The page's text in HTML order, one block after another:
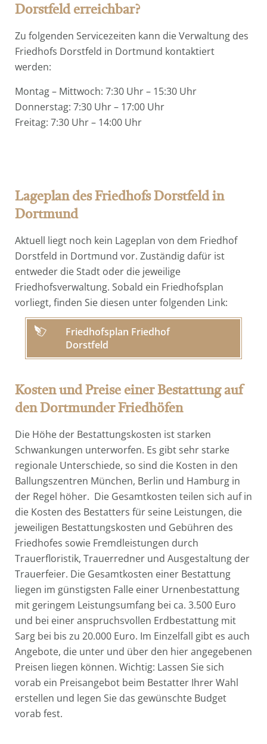
Dorstfeld erreichbar?
Zu folgenden Servicezeiten kann die Verwaltung des
Friedhofs Dorstfeld in Dortmund kontaktiert
werden:
Montag – Mittwoch: 7:30 Uhr – 15:30 Uhr
Donnerstag: 7:30 Uhr – 17:00 Uhr
Freitag: 7:30 Uhr – 14:00 Uhr
Lageplan des Friedhofs Dorstfeld in
Dortmund
Aktuell liegt noch kein Lageplan von dem Friedhof
Dorstfeld in Dortmund vor. Zuständig dafür ist
entweder die Stadt oder die jeweilige
Friedhofsverwaltung. Sobald ein Friedhofsplan
vorliegt, finden Sie diesen unter folgenden Link:
Friedhofsplan Friedhof
Dorstfeld
Kosten und Preise einer Bestattung auf
den Dortmunder Friedhöfen
Die Höhe der Bestattungskosten ist starken
Schwankungen unterworfen. Es gibt sehr starke
regionale Unterschiede, so sind die Kosten in den
Ballungszentren München, Berlin und Hamburg in
der Regel höher. Die Gesamtkosten teilen sich auf in
die Kosten des Bestatters für seine Leistungen, die
jeweiligen Bestattungskosten und Gebühren des
Friedhofes sowie Fremdleistungen durch
Trauerfloristik, Trauerredner und Ausgestaltung der
Trauerfeier. Die Gesamtkosten einer Bestattung
liegen im günstigsten Falle einer Urnenbestattung
mit geringem Leistungsumfang bei ca. 3.500 Euro
und bei einer anspruchsvollen Erdbestattung mit
Sarg bei bis zu 20.000 Euro. Im Einzelfall gibt es auch
Angebote, die unter und über den hier angegebenen
Preisen liegen können. Wichtig: Lassen Sie sich
vorab ein Preisangebot beim Bestatter Ihrer Wahl
erstellen und legen Sie das gewünschte Budget
vorab fest.